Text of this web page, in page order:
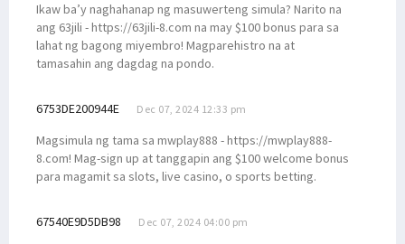
Ikaw ba’y naghahanap ng masuwerteng simula? Narito na
ang 63jili - https://63jili-8.com na may $100 bonus para sa
lahat ng bagong miyembro! Magparehistro na at
tamasahin ang dagdag na pondo.
6753DE200944E Dec 07, 2024 12:33 pm
Magsimula ng tama sa mwplay888 - https://mwplay888-
8.com! Mag-sign up at tanggapin ang $100 welcome bonus
para magamit sa slots, live casino, o sports betting.
67540E9D5DB98 Dec 07, 2024 04:00 pm